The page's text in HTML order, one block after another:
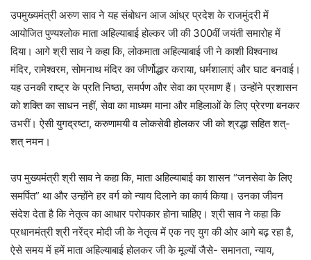
उपमुख्यमंत्री अरुण साव ने यह संबोधन आज आंध्र प्रदेश के राजमुंदरी में
आयोजित पुण्यश्लोक माता अहिल्याबाई होल्कर जी की 300वीं जयंती समारोह में
दिया। आगे श्री साव ने कहा कि, लोकमाता अहिल्याबाई जी ने काशी विश्वनाथ
मंदिर, रामेश्वरम, सोमनाथ मंदिर का जीर्णोद्धार कराया, धर्मशालाएं और घाट बनवाई।
यह उनकी राष्ट्र के प्रति निष्ठा, समर्पण और सेवा का प्रमाण हैं। उन्होंने प्रशासन
को शक्ति का साधन नहीं, सेवा का माध्यम माना और महिलाओं के लिए प्रेरणा बनकर
उभरीं। ऐसी युगद्रष्टा, करुणामयी व लोकसेवी होलकर जी को श्रद्धा सहित शत्-
शत् नमन।
उप मुख्यमंत्री श्री साव ने कहा कि, माता अहिल्याबाई का शासन “जनसेवा के लिए
समर्पित” था और उन्होंने हर वर्ग को न्याय दिलाने का कार्य किया। उनका जीवन
संदेश देता है कि नेतृत्व का आधार परोपकार होना चाहिए। श्री साव ने कहा कि
प्रधानमंत्री श्री नरेंद्र मोदी जी के नेतृत्व में एक नए युग की ओर आगे बढ़ रहा है,
ऐसे समय में हमें माता अहिल्याबाई होलकर जी के मूल्यों जैसे- समानता, न्याय,